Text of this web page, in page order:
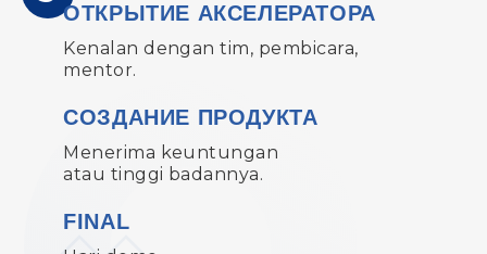
ОТКРЫТИЕ АКСЕЛЕРАТОРА
Kenalan dengan tim, pembicara,
mentor.
СОЗДАНИЕ ПРОДУКТА
Menerima keuntungan
atau tinggi badannya.
FINAL